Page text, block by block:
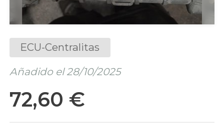
ECU-Centralitas
Añadido el 28/10/2025
72,60 €